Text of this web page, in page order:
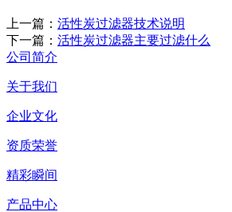
上一篇： 活性炭过滤器技术说明
下一篇： 活性炭过滤器主要过滤什么
公司简介
关于我们
企业文化
资质荣誉
精彩瞬间
产品中心